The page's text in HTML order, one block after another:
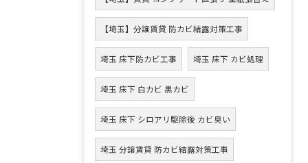
【埼玉】分譲賃貸 防カビ結露対策工事
埼玉 床下防カビ工事 埼玉 床下 カビ処理
埼玉 床下 白カビ 黒カビ
埼玉 床下 シロアリ駆除後 カビ臭い
埼玉 分譲賃貸 防カビ結露対策工事